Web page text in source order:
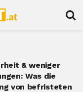
& weniger
Was die
von befristeten